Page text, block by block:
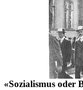
«Sozialismus oder